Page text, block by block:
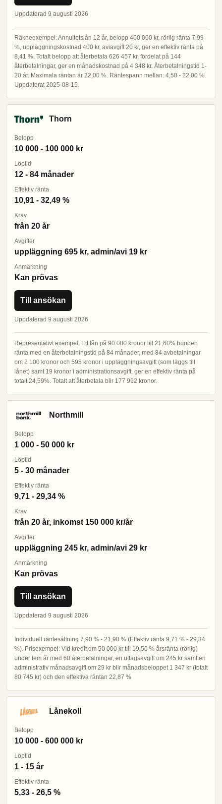
Uppdaterad 9 augusti 2026
Räkneexempel: Annuitetslån 12 år, belopp 400 000 kr, rörlig ränta 7,99
%, uppläggningskostnad 400 kr, aviavgift 20 kr, ger en effektiv ränta på
8,41 %. Totalt belopp att återbetala 626 457 kr, fördelat på 144
återbetalningar, ger en månadskostnad på 4 348 kr. Återbetalningstid 1-
20 år. Maximala räntan är 22,00 %. Räntespann mellan: 4,50 - 22,00 %.
Uppdaterat 2025-08-15.
Thorn
Belopp
10 000 - 100 000 kr
Löptid
12 - 84 månader
Effektiv ränta
10,91 - 32,49 %
Krav
från 20 år
Avgifter
uppläggning 695 kr, admin/avi 19 kr
Anmärkning
Kan prövas
Till ansökan
Uppdaterad 9 augusti 2026
Representativt exempel: Ett lån på 90 000 kronor till 21,60% bunden
ränta med en återbetalningstid på 84 månader, med 84 avbetalningar
om 2 100 kronor och 595 kronor i uppläggningsavgift (som läggs till
lånet) samt 19 kronor i administrationsavgift, ger en effektiv ränta på
totalt 24,59%. Totalt att återbetala blir 177 992 kronor.
Northmill
Belopp
1 000 - 50 000 kr
Löptid
5 - 30 månader
Effektiv ränta
9,71 - 29,34 %
Krav
från 20 år, inkomst 150 000 kr/år
Avgifter
uppläggning 245 kr, admin/avi 29 kr
Anmärkning
Kan prövas
Till ansökan
Uppdaterad 9 augusti 2026
Individuell räntesättning 7,90 % - 21,90 % (Effektiv ränta 9,71 % - 29,34
%). Prisexempel: Vid kredit om 50 000 kr till 19,50 % årsränta (rörlig)
under fem år med 60 återbetalningar, en uttagsavgift om 245 kr samt en
administrativ månadsavgift om 29 kr blir månadsbeloppet 1 347 kr (totalt
80 745 kr) och den effektiva räntan 22,87 %
Lånekoll
Belopp
10 000 - 600 000 kr
Löptid
1 - 15 år
Effektiv ränta
5,33 - 26,5 %